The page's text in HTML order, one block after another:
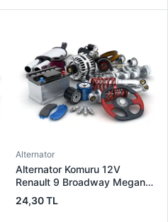
Alternator
Alternator Komuru 12V
Renault 9 Broadway Megane
Clio | SUNKI PX 60
24,30 TL